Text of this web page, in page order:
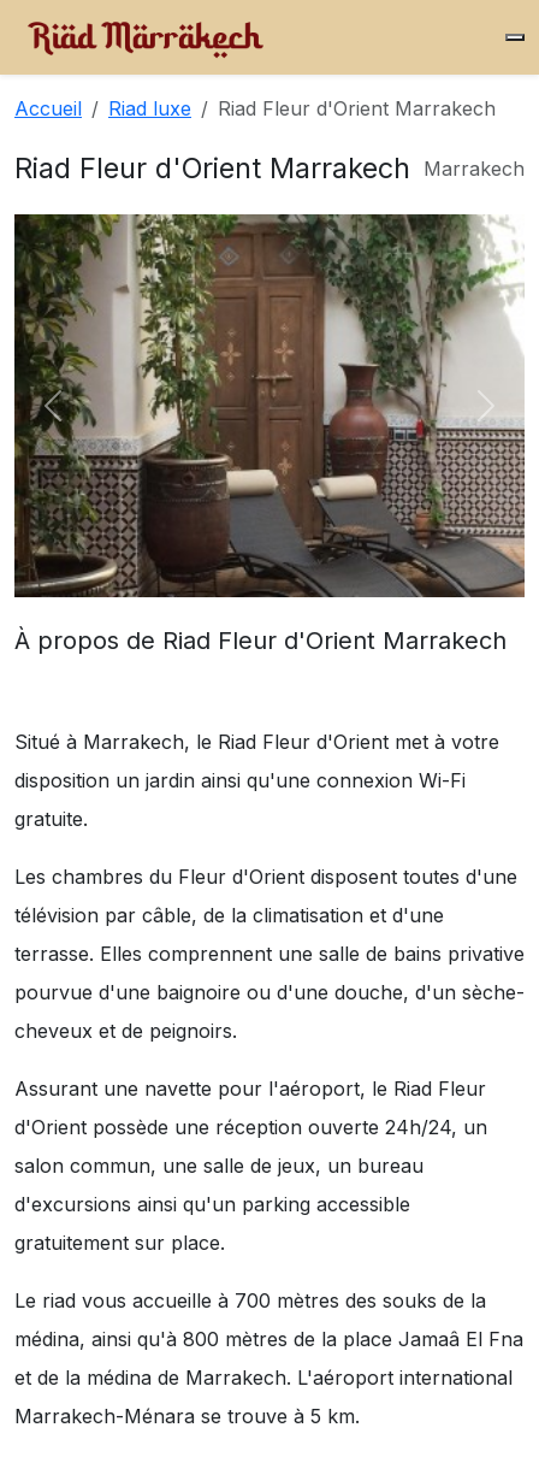
Accueil Riad luxe Riad Fleur d'Orient Marrakech
Riad Fleur d'Orient Marrakech Marrakech
À propos de Riad Fleur d'Orient Marrakech
Situé à Marrakech, le Riad Fleur d'Orient met à votre
disposition un jardin ainsi qu'une connexion Wi-Fi
gratuite.
Les chambres du Fleur d'Orient disposent toutes d'une
télévision par câble, de la climatisation et d'une
terrasse. Elles comprennent une salle de bains privative
pourvue d'une baignoire ou d'une douche, d'un sèche-
cheveux et de peignoirs.
Assurant une navette pour l'aéroport, le Riad Fleur
d'Orient possède une réception ouverte 24h/24, un
salon commun, une salle de jeux, un bureau
d'excursions ainsi qu'un parking accessible
gratuitement sur place.
Le riad vous accueille à 700 mètres des souks de la
médina, ainsi qu'à 800 mètres de la place Jamaâ El Fna
et de la médina de Marrakech. L'aéroport international
Marrakech-Ménara se trouve à 5 km.